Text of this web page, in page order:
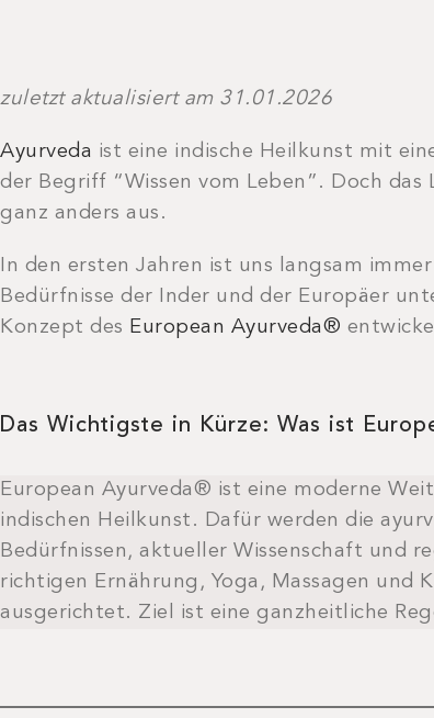
zuletzt aktualisiert am 31.01.2026
Ayurveda ist eine indische Heilkunst mit
der Begriff “Wissen vom Leben”. Doch
ganz anders aus.
In den ersten Jahren ist uns langsam
Bedürfnisse der Inder und der Europäer
Konzept des European Ayurveda®
Das Wichtigste in Kürze: Was ist
European Ayurveda® ist eine moderne
indischen Heilkunst. Dafür werden die
Bedürfnissen, aktueller Wissenschaft und
richtigen Ernährung, Yoga, Massagen und
ausgerichtet. Ziel ist eine ganzheitliche